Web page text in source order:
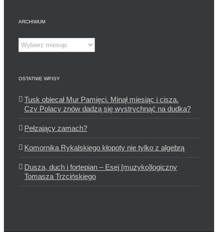
ARCHIWUM
Archiwum
OSTATNIE WPISY
Tusk obiecał Mur Pamięci. Minął miesiąc i cisza.
Czy Polacy znów dadzą się wystrychnąć na dudka?
Pełzający zamach?
Komornika Rykalskiego kłopoty nie tylko z algebrą
Dusza, duch i fortepian – Esej [muzyko]logiczny
Tomasza Trzcińskiego